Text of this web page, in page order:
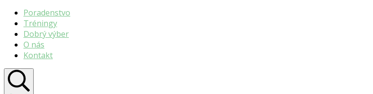
Poradenstvo
Tréningy
Dobrý výber
O nás
Kontakt